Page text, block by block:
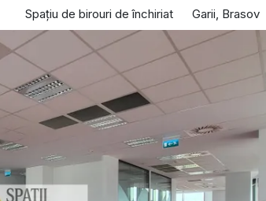
Spațiu de birouri de închiriat Garii, Brasov